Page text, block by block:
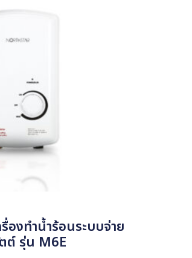
องทำน้ำร้อนระบบจ่าย
ต์ รุ่น M6E